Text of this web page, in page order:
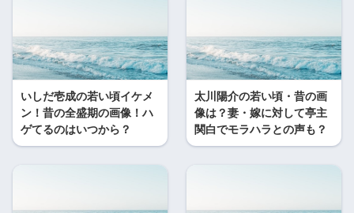
いしだ壱成の若い頃イケメ
ン！昔の全盛期の画像！ハ
ゲてるのはいつから？
太川陽介の若い頃・昔の画
像は？妻・嫁に対して亭主
関白でモラハラとの声も？